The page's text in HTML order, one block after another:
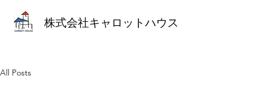
株式会社キャロットハウス
All Posts